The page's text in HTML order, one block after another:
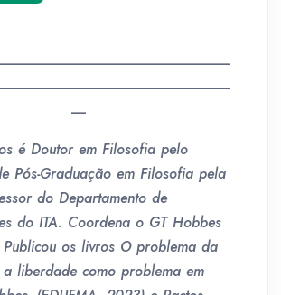
__
é Doutor em Filosofia pelo
Pós-Graduação em Filosofia pela
do Departamento de
do ITA. Coordena o GT Hobbes
os livros O problema da
liberdade como problema em